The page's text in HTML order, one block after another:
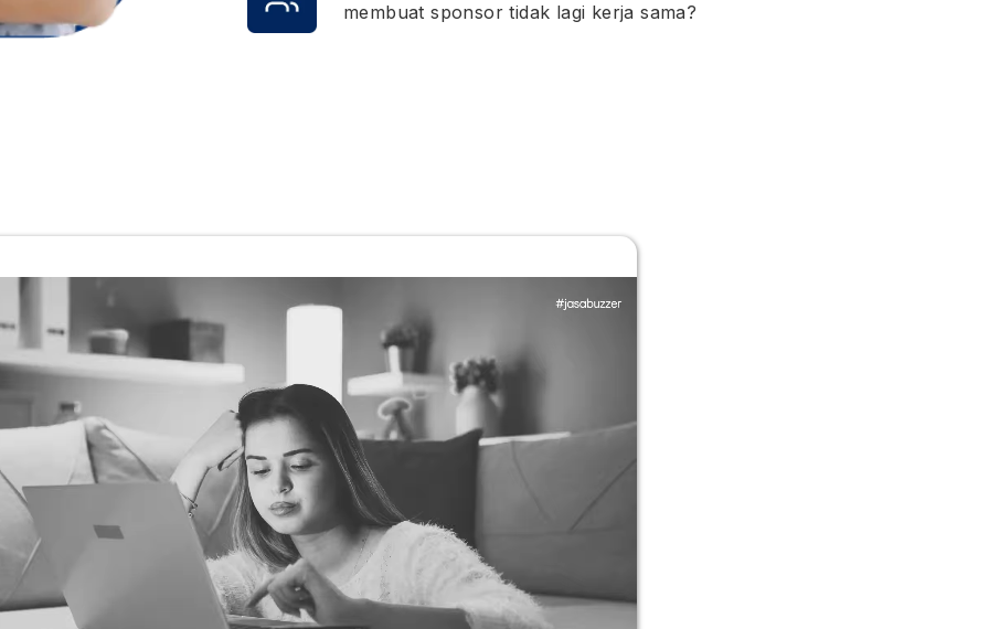
membuat sponsor tidak lagi kerja sama?